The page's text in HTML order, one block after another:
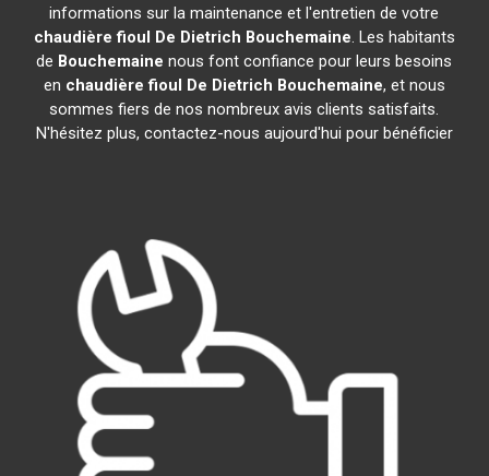
informations sur la maintenance et l'entretien de votre
chaudière fioul De Dietrich Bouchemaine. Les habitants
de Bouchemaine nous font confiance pour leurs besoins
en chaudière fioul De Dietrich Bouchemaine, et nous
sommes fiers de nos nombreux avis clients satisfaits.
N'hésitez plus, contactez-nous aujourd'hui pour bénéficier